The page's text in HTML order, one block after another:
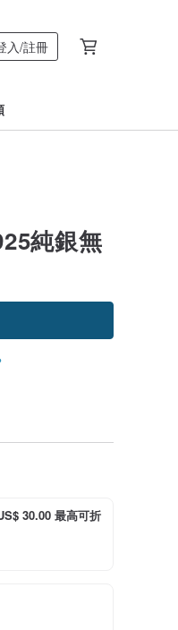
入/註冊
純銀無
30.00 最高可折